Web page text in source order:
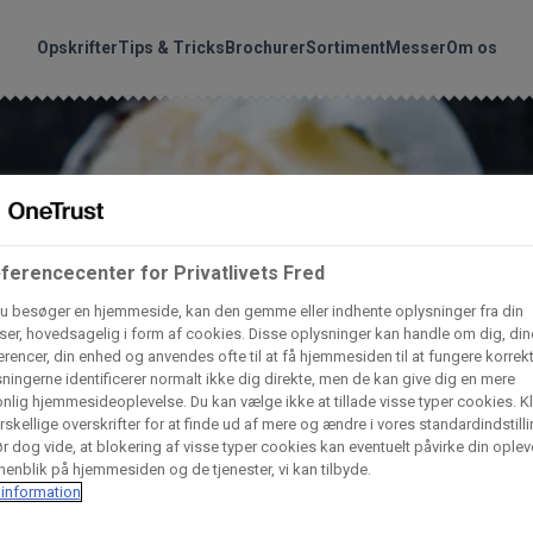
OpskrifterTips & TricksBrochurerSortimentMesserOm os
Søg
vores produkter
Arctic Import
Dagrofa Foodservice Fullhouse
INCO Cash & Carry L. C. Lauritzen A/S
Vaffelexpressen
Gem dine favoritter!
ikke en eneste opskrift gå tabt! Opret en profil nu og start din
medlem af Odense Marcipan's professionelle fællesskab og
adgang til dine gemte opskrifter og produkter - når som
hvor som helst.
Log ind Opret profil
for Privatlivets Fred
besøger en hjemmeside, kan den gemme eller indhente oplysninger fra din
hovedsagelig i form af cookies. Disse oplysninger kan handle om dig,
din enhed og anvendes ofte til at få hjemmesiden til at fungere korrekt.
identificerer normalt ikke dig direkte, men de kan give dig en mere
hjemmesideoplevelse. Du kan vælge ikke at tillade visse typer cookies.
overskrifter for at finde ud af mere og ændre i vores
dog vide, at blokering af visse typer cookies kan eventuelt påvirke din
på hjemmesiden og de tjenester, vi kan tilbyde.